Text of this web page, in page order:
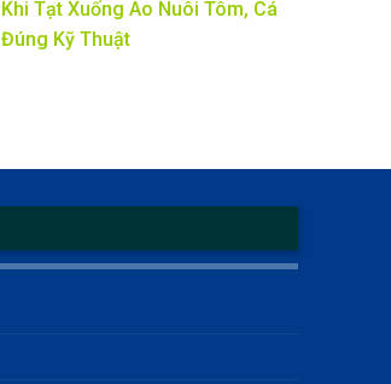
Khi Tạt Xuống Ao Nuôi Tôm, Cá
Đúng Kỹ Thuật